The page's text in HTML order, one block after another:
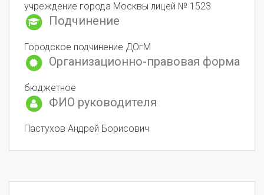
учреждение города Москвы лицей № 1523
Подчинение
Городское подчинение ДОгМ
Организационно-правовая форма
бюджетное
ФИО руководителя
Пастухов Андрей Борисович